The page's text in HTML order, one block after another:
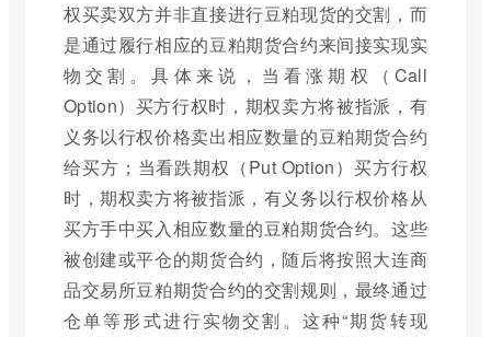
权买卖双方并非直接进行豆粕现货的交割，而
是通过履行相应的豆粕期货合约来间接实现实
物交割。具体来说，当看涨期权（Call
Option）买方行权时，期权卖方将被指派，有
义务以行权价格卖出相应数量的豆粕期货合约
给买方；当看跌期权（Put Option）买方行权
时，期权卖方将被指派，有义务以行权价格从
买方手中买入相应数量的豆粕期货合约。这些
被创建或平仓的期货合约，随后将按照大连商
品交易所豆粕期货合约的交割规则，最终通过
仓单等形式进行实物交割。这种“期货转现